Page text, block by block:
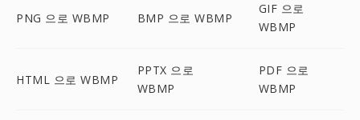
PNG 으로 WBMP BMP 으로 WBMP
GIF 으로
WBMP
HTML 으로 WBMP
PPTX 으로
WBMP
PDF 으로
WBMP